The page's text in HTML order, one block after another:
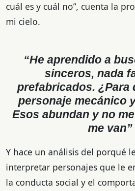
cuál es y cuál no”, cuenta la
mi cielo.
“He aprendido a
sinceros, nada
prefabricados. ¿Para
personaje mecánico
Esos abundan y no
me van”
Y hace un análisis del porqué
interpretar personajes que le
la conducta social y el